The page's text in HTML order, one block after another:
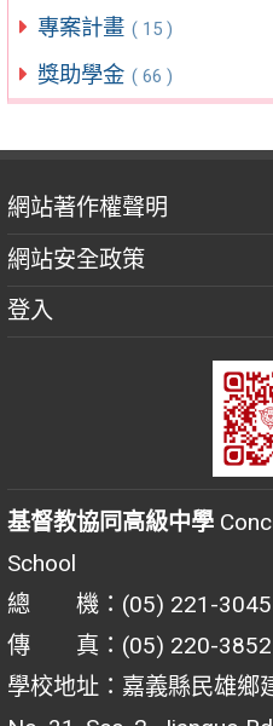
專案計畫 ( 15 )
獎助學金 ( 66 )
網站著作權聲明
網站安全政策
登入
基督教協同高級中學
School
總 機：(05) 221-3045
傳 真：(05) 220-3852
學校地址：嘉義縣民雄鄉